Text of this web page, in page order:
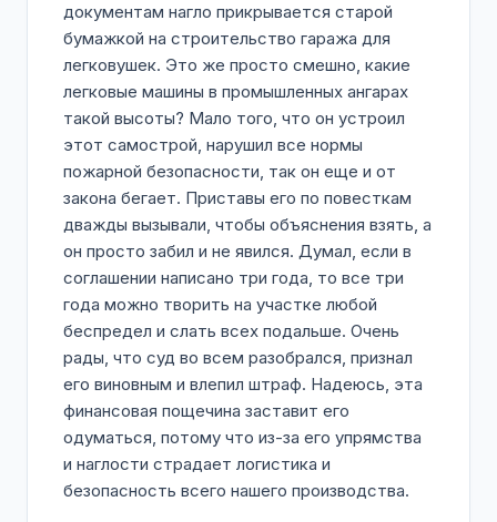
документам нагло прикрывается старой
бумажкой на строительство гаража для
легковушек. Это же просто смешно, какие
легковые машины в промышленных ангарах
такой высоты? Мало того, что он устроил
этот самострой, нарушил все нормы
пожарной безопасности, так он еще и от
закона бегает. Приставы его по повесткам
дважды вызывали, чтобы объяснения взять, а
он просто забил и не явился. Думал, если в
соглашении написано три года, то все три
года можно творить на участке любой
беспредел и слать всех подальше. Очень
рады, что суд во всем разобрался, признал
его виновным и влепил штраф. Надеюсь, эта
финансовая пощечина заставит его
одуматься, потому что из-за его упрямства
и наглости страдает логистика и
безопасность всего нашего производства.